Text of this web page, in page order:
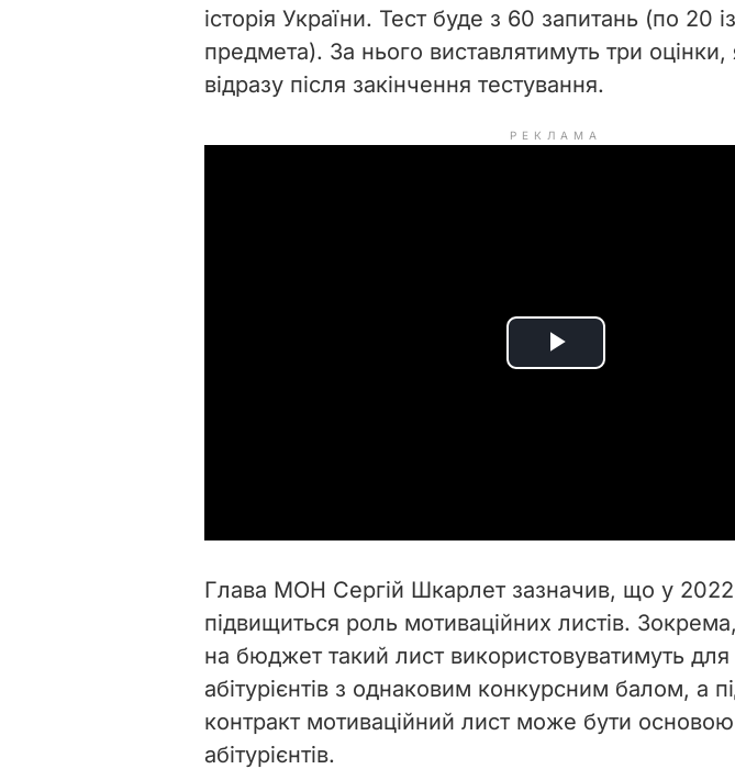
історія України. Тест буде з 60 запитань (по 20
предмета). За нього виставлятимуть три оцінки,
відразу після закінчення тестування.
РЕКЛАМА
P
i
d
e
Глава МОН Сергій Шкарлет зазначив, що у 2022
підвищиться роль мотиваційних листів.
на бюджет такий лист використовуватимуть для
абітурієнтів з однаковим конкурсним балом, а
контракт мотиваційний лист може бути
абітурієнтів.